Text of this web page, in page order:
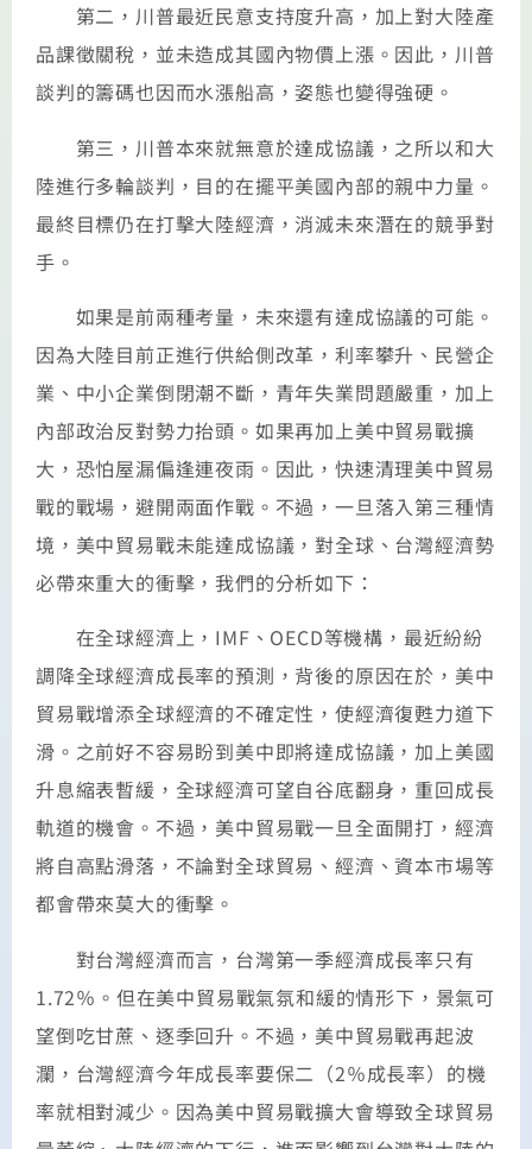
第二，川普最近民意支持度升高，加上對大陸產
品課徵關稅，並未造成其國內物價上漲。因此，川普
談判的籌碼也因而水漲船高，姿態也變得強硬。
第三，川普本來就無意於達成協議，之所以和大
陸進行多輪談判，目的在擺平美國內部的親中力量。
最終目標仍在打擊大陸經濟，消滅未來潛在的競爭對
手。
如果是前兩種考量，未來還有達成協議的可能。
因為大陸目前正進行供給側改革，利率攀升、民營企
業、中小企業倒閉潮不斷，青年失業問題嚴重，加上
內部政治反對勢力抬頭。如果再加上美中貿易戰擴
大，恐怕屋漏偏逢連夜雨。因此，快速清理美中貿易
戰的戰場，避開兩面作戰。不過，一旦落入第三種情
境，美中貿易戰未能達成協議，對全球、台灣經濟勢
必帶來重大的衝擊，我們的分析如下：
在全球經濟上，IMF、OECD等機構，最近紛紛
調降全球經濟成長率的預測，背後的原因在於，美中
貿易戰增添全球經濟的不確定性，使經濟復甦力道下
滑。之前好不容易盼到美中即將達成協議，加上美國
升息縮表暫緩，全球經濟可望自谷底翻身，重回成長
軌道的機會。不過，美中貿易戰一旦全面開打，經濟
將自高點滑落，不論對全球貿易、經濟、資本市場等
都會帶來莫大的衝擊。
對台灣經濟而言，台灣第一季經濟成長率只有
1.72％。但在美中貿易戰氣氛和緩的情形下，景氣可
望倒吃甘蔗、逐季回升。不過，美中貿易戰再起波
瀾，台灣經濟今年成長率要保二（2％成長率）的機
率就相對減少。因為美中貿易戰擴大會導致全球貿易